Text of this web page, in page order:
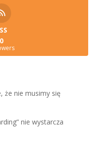
0
że nie musimy się
nie wystarcza